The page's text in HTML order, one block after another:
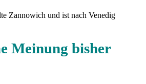
Zannowich und ist nach Venedig
Meinung bisher